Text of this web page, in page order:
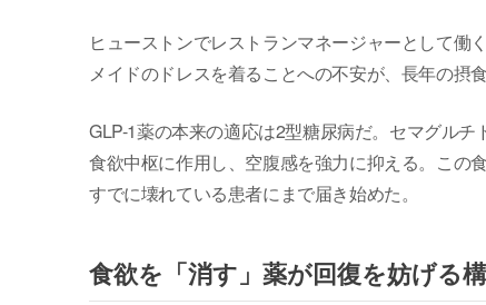
ヒューストンでレストランマネージャーとして
メイドのドレスを着ることへの不安が、長年の摂
GLP-1薬の本来の適応は2型糖尿病だ。セマグル
食欲中枢に作用し、空腹感を強力に抑える。この
すでに壊れている患者にまで届き始めた。
食欲を「消す」薬が回復を妨げる